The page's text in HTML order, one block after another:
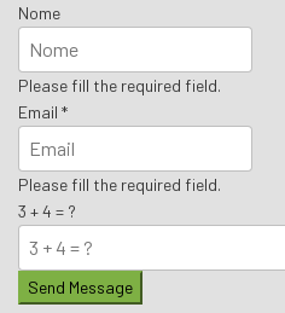
Nome
Please fill the required field.
Email *
Please fill the required field.
3 + 4 = ?
Send Message